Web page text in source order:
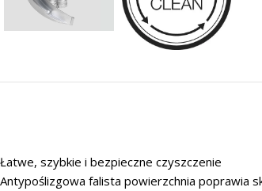
Łatwe, szybkie i bezpieczne czyszczenie
Antypoślizgowa falista powierzchnia poprawia